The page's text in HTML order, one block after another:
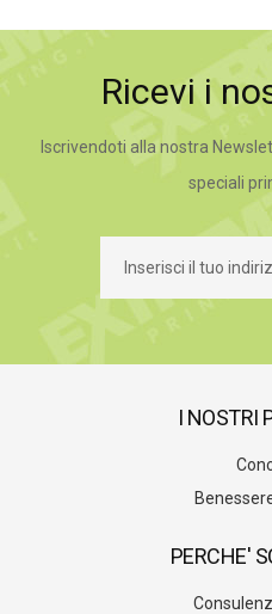
Ricevi i
Iscrivendoti alla nostra
speciali
I NOSTRI
PERCHE'